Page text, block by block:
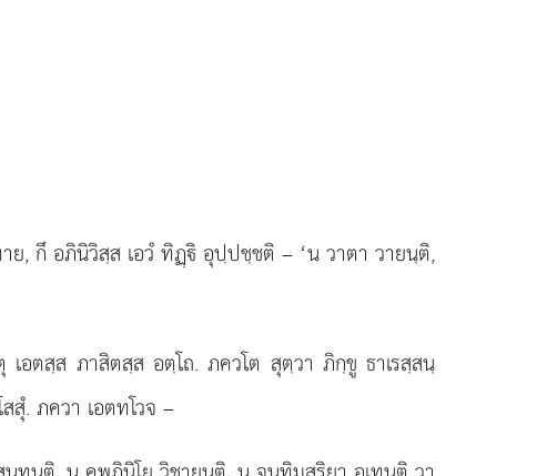
ย, กึ อภินิวิสฺส เอวํ ทิฏฺิ อุปฺปชฺชติ – ‘น วาตา วายนฺติ,
อตสฺส ภาสิตสฺส อตฺโถ. ภควโต สุตฺวา ภิกฺขู ธาเรสฺสนฺ
สุํ. ภควา เอตทโวจ –